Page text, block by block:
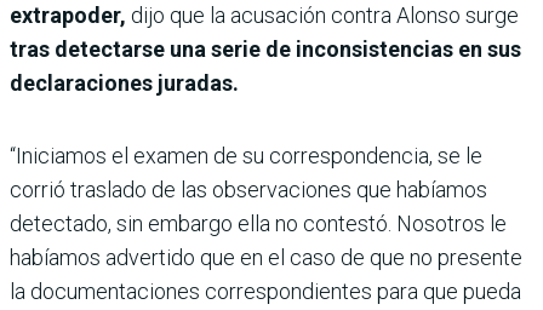
extrapoder, dijo que la acusación contra Alonso surge
tras detectarse una serie de inconsistencias en sus
declaraciones juradas.
“Iniciamos el examen de su correspondencia, se le
corrió traslado de las observaciones que habíamos
detectado, sin embargo ella no contestó. Nosotros le
habíamos advertido que en el caso de que no presente
la documentaciones correspondientes para que pueda